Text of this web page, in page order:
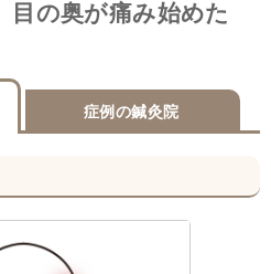
目の奥が痛み始めた
症例の鍼灸院